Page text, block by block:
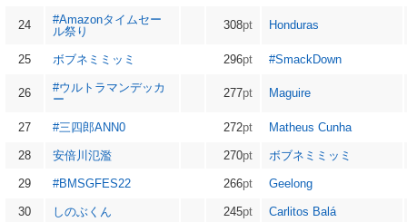
24
#Amazonタイムセー
ル祭り
308pt Honduras
25 ボブネミミッミ 296pt #SmackDown
26
#ウルトラマンデッカ
ー
277pt Maguire
27 #三四郎ANN0 272pt Matheus Cunha
28 安倍川氾濫 270pt ボブネミミッミ
29 #BMSGFES22 266pt Geelong
30 しのぶくん 245pt Carlitos Balá